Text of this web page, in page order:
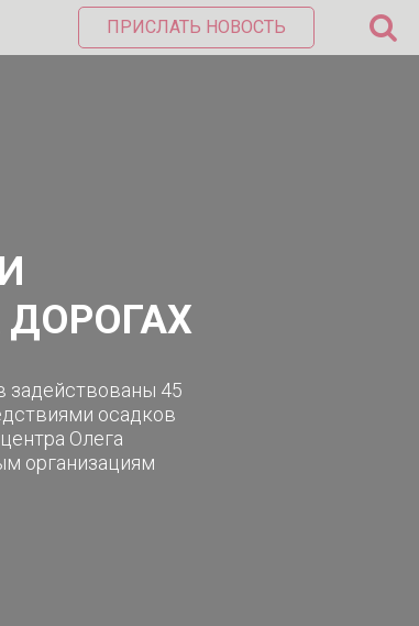
ПРИСЛАТЬ НОВОСТЬ
задействованы 45
осадков
Олега
организациям